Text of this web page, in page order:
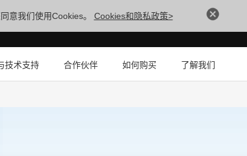
意我们使用Cookies。 Cookies和隐私政策>
技术支持 合作伙伴 如何购买 了解我们